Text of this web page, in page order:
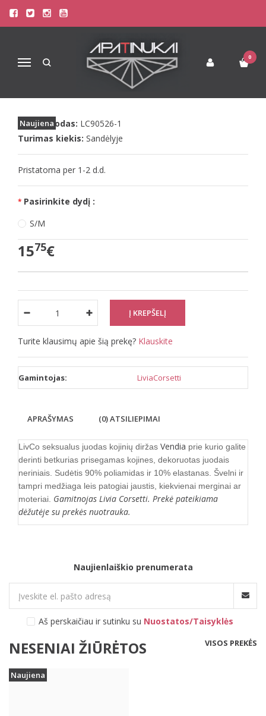
Navigacija
0
Pagrindinis
Apatinis Trikotažas Moterims
Seksualūs Moteriški Apatiniai
LIVCO SEKSUALUS JUODAS KOJINIŲ
Naujiena
Prekės kodas: LC90526-1
Turimas kiekis: Sandėlyje
Pristatoma per 1-2 d.d.
Pasirinkite dydį :
S/M
1575€
Turite klausimų apie šią prekę? Klauskite
Gamintojas: LiviaCorsetti
APRAŠYMAS (0) ATSILIEPIMAI
LivCo seksualus juodas kojinių diržas Vendia prie kurio galite
derinti betkurias prisegamas kojines, dekoruotas juodais
neriniais. Sudėtis 90% poliamidas ir 10% elastanas. Švelni ir
tampri medžiaga leis patogiai jaustis, kiekvienai merginai ar
moteriai. Gamitnojas Livia Corsetti. Prekė pateikiama
dėžutėje su prekės nuotrauka.
Naujienlaiškio prenumerata
Aš perskaičiau ir sutinku su Nuostatos/Taisyklės
NESENIAI ŽIŪRĖTOS VISOS PREKĖS
Naujiena